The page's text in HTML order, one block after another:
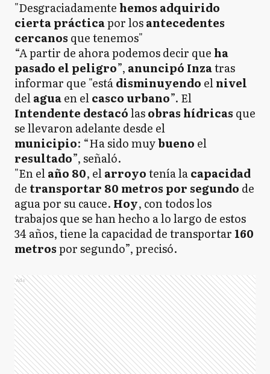
"Desgraciadamente hemos adquirido
cierta prácticapor losantecedentes
cercanos que tenemos"
“A partir de ahora podemos decir que ha
pasado el peligro”, anuncipó Inzatras
informar que "estádisminuyendo elnivel
delaguaen elcascourbano”. El
Intendente destacólasobras hídricas que
se llevaron adelante desde el
municipio: “Ha sido muybueno el
resultado”, señaló.
"En elaño 80, elarroyotenía lacapacidad
de transportar 80 metros por segundo de
agua por su cauce. Hoy, con todos los
trabajos que se han hecho a lo largo de estos
34 años, tiene la capacidad de transportar 160
metrospor segundo”, precisó.
Ads